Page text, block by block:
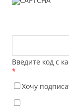
Введите код с
*
Хочу